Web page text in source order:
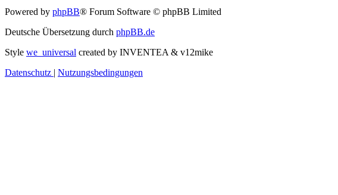
Powered by phpBB® Forum Software © phpBB Limited
Deutsche Übersetzung durch phpBB.de
Style we_universal created by INVENTEA & v12mike
Datenschutz | Nutzungsbedingungen